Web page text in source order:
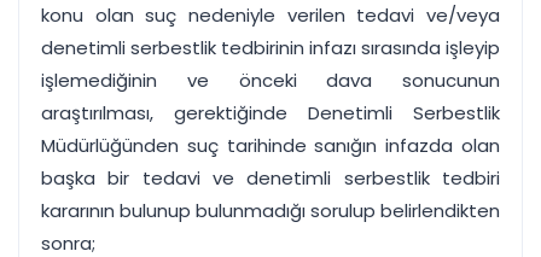
konu olan suç nedeniyle verilen tedavi ve/veya
denetimli serbestlik tedbirinin infazı sırasında işleyip
işlemediğinin ve önceki dava sonucunun
araştırılması, gerektiğinde Denetimli Serbestlik
Müdürlüğünden suç tarihinde sanığın infazda olan
başka bir tedavi ve denetimli serbestlik tedbiri
kararının bulunup bulunmadığı sorulup belirlendikten
sonra;